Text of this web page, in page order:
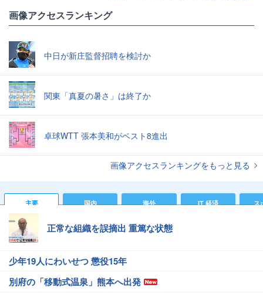
画像アクセスランキング
中日が新庄監督招聘を検討か
関東「真夏の暑さ」は終了か
卓球WTT 張本美和がベスト8進出
画像アクセスランキングをもっと見る
主要 国内 海外 IT 経済 ス
正常な組織を誤摘出 重篤な状態
少年19人にわいせつ 懲役15年
別府の「移動式温泉」熊本へ出発